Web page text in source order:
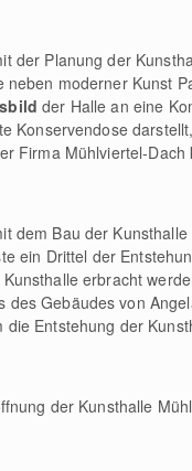
der Planung der
neben moderner Kunst
der Halle an eine
Konservendose
Firma Mühlviertel-
dem Bau der
ein Drittel der
erbracht
des Gebäudes von
die Entstehung der
der Kunsthalle